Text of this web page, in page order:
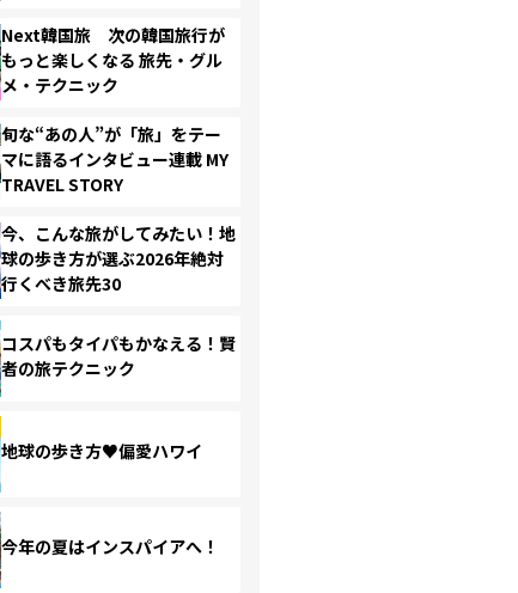
Next韓国旅 次の韓国旅行が
もっと楽しくなる 旅先・グル
メ・テクニック
旬な“あの人”が「旅」をテー
マに語るインタビュー連載 MY
TRAVEL STORY
今、こんな旅がしてみたい！地
球の歩き方が選ぶ2026年絶対
行くべき旅先30
コスパもタイパもかなえる！賢
者の旅テクニック
地球の歩き方♥偏愛ハワイ
今年の夏はインスパイアへ！